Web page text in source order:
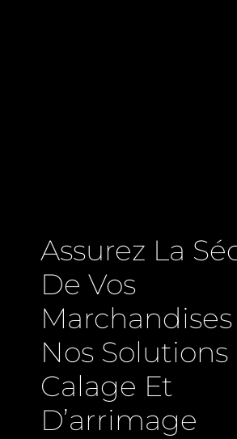
Assurez La
De Vos
Marchandises
Nos Solutions
Calage Et
D’arrimage